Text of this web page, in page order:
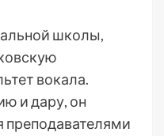
школы,
вокала.
и дару, он
преподавателями